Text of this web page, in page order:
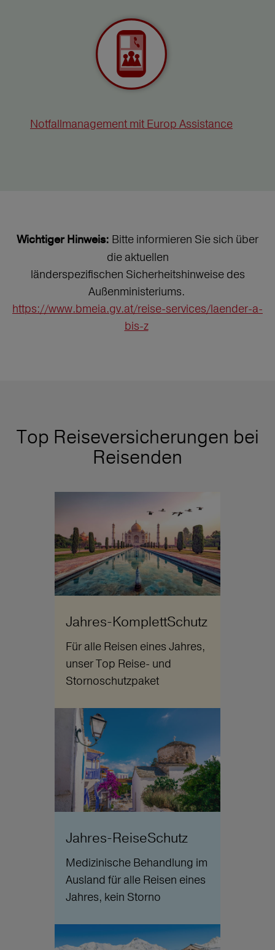
Notfallmanagement mit Europ Assistance
Wichtiger Hinweis: Bitte informieren Sie sich über
die aktuellen
länderspezifischen Sicherheitshinweise des
Außenministeriums.
https://www.bmeia.gv.at/reise-services/laender-a-
bis-z
Top Reiseversicherungen bei
Reisenden
Jahres-KomplettSchutz
Für alle Reisen eines Jahres,
unser Top Reise- und
Stornoschutzpaket
Jahres-ReiseSchutz
Medizinische Behandlung im
Ausland für alle Reisen eines
Jahres, kein Storno